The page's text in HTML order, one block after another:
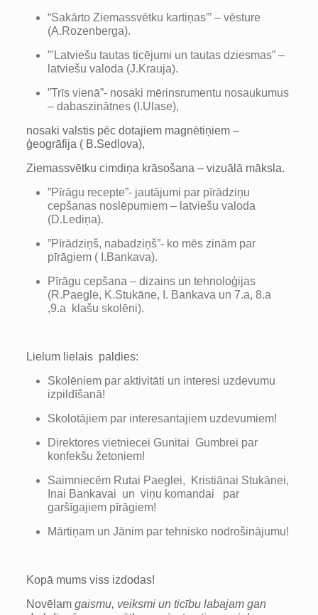
“Sakārto Ziemassvētku kartiņas”’ – vēsture
(A.Rozenberga).
”’Latviešu tautas ticējumi un tautas dziesmas” –
latviešu valoda (J.Krauja).
”Trīs vienā”- nosaki mērinsrumentu nosaukumus
– dabaszinātnes (I.Ulase),
nosaki valstis pēc dotajiem magnētiņiem –
ģeogrāfija ( B.Sedlova),
Ziemassvētku cimdiņa krāsošana – vizuālā māksla.
”Pīrāgu recepte”- jautājumi par pīrādziņu
cepšanas noslēpumiem – latviešu valoda
(D.Lediņa).
”Pīrādziņš, nabadziņš”- ko mēs zinām par
pīrāgiem ( I.Bankava).
Pīrāgu cepšana – dizains un tehnoloģijas
(R.Paegle, K.Stukāne, I. Bankava un 7.a, 8.a
,9.a klašu skolēni).
Lielum lielais paldies:
Skolēniem par aktivitāti un interesi uzdevumu
izpildīšanā!
Skolotājiem par interesantajiem uzdevumiem!
Direktores vietniecei Gunitai Gumbrei par
konfekšu žetoniem!
Saimniecēm Rutai Paeglei, Kristiānai Stukānei,
Inai Bankavai un viņu komandai par
garšīgajiem pīrāgiem!
Mārtiņam un Jānim par tehnisko nodrošinājumu!
Kopā mums viss izdodas!
Novēlam gaismu, veiksmi un ticību labajam gan